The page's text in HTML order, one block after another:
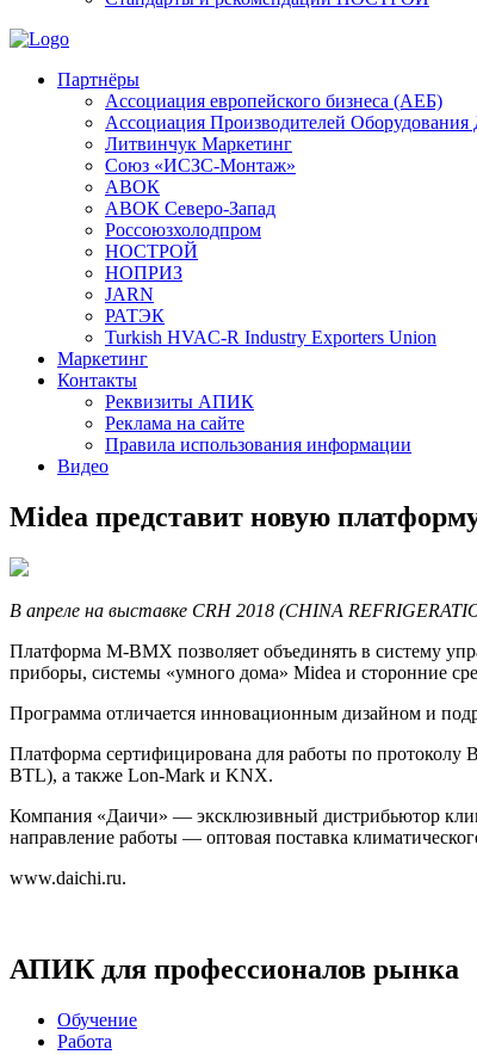
Партнёры
Ассоциация европейского бизнеса (АЕБ)
Aссоциация Производителей
Литвинчук Маркетинг
Союз «ИСЗС-Монтаж»
АВОК
АВОК Северо-Запад
Россоюзхолодпром
НОСТРОЙ
НОПРИЗ
JARN
РАТЭК
Turkish HVAC-R Industry Exporters Union
Маркетинг
Контакты
Реквизиты АПИК
Реклама на сайте
Правила использования информации
Видео
Midea представит новую
В апреле на выставке CRH2018 (CHINA
Платформа M-BMX позволяет объединять в систему
приборы, системы «умного дома» Midea и сторонние
Программа отличается инновационным дизайном и
Платформа сертифицирована для работы по
BTL), а также Lon-Mark и KNX.
Компания «Даичи» — эксклюзивный дистрибьютор
направление работы — оптовая поставка
www.daichi.ru.
АПИК для профессионалов рынка
Обучение
Работа